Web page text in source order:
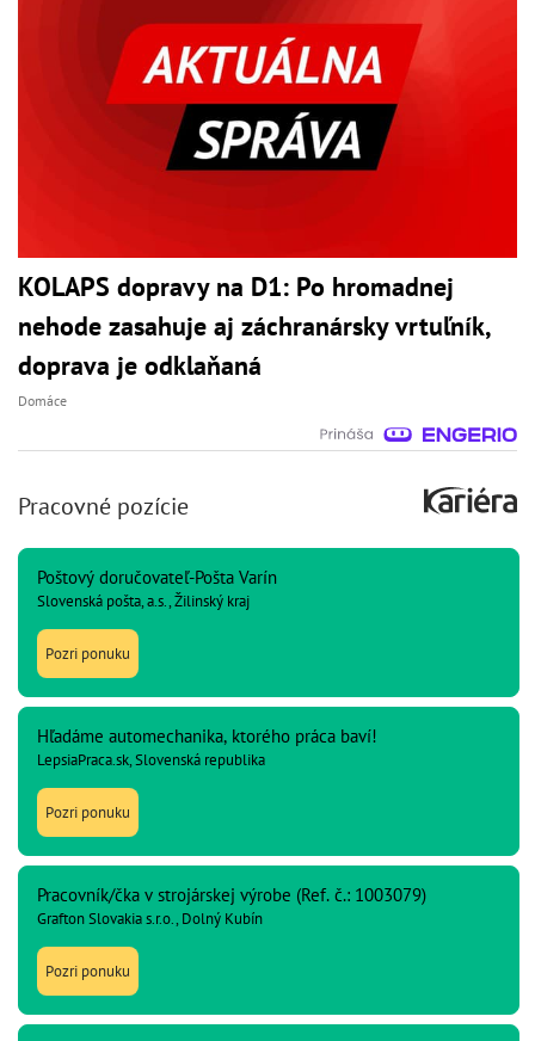
KOLAPS dopravy na D1: Po hromadnej
nehode zasahuje aj záchranársky vrtuľník,
doprava je odklaňaná
Domáce
Pracovné pozície
Poštový doručovateľ-Pošta Varín
Slovenská pošta, a.s., Žilinský kraj
Pozri ponuku
Hľadáme automechanika, ktorého práca baví!
LepsiaPraca.sk, Slovenská republika
Pozri ponuku
Pracovník/čka v strojárskej výrobe (Ref. č.: 1003079)
Grafton Slovakia s.r.o., Dolný Kubín
Pozri ponuku